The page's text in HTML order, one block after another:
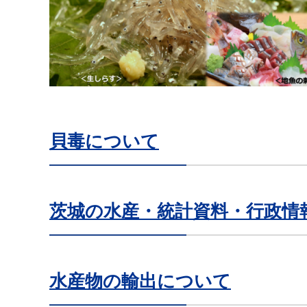
貝毒について
茨城の水産・統計資料・行政情
水産物の輸出について